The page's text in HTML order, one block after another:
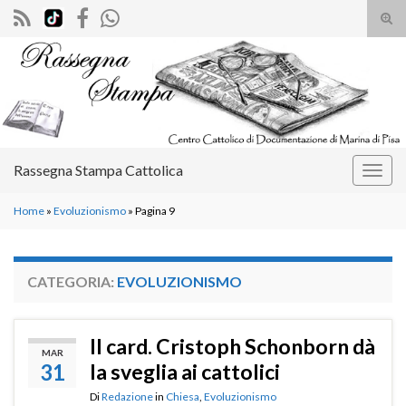
il
Search for:
Rassegna Stampa Cattolica
Home » Evoluzionismo » Pagina 9
CATEGORIA: EVOLUZIONISMO
MAR
31
Il card. Cristoph Schonborn dà
la sveglia ai cattolici
DiRedazionein Chiesa Evoluzionismo